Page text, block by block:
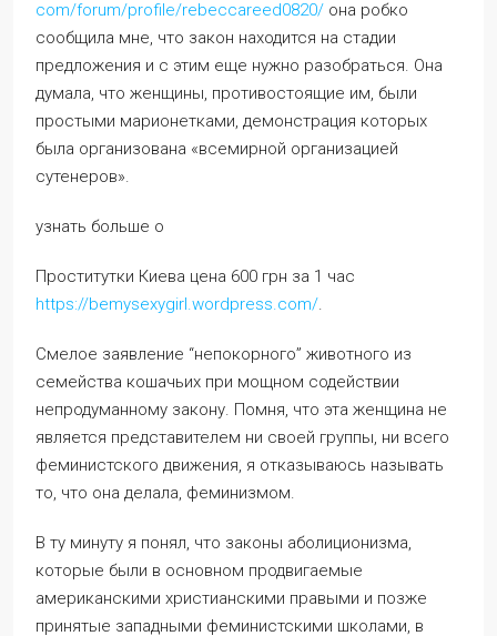
com/forum/profile/rebeccareed0820/ она робко
сообщила мне, что закон находится на стадии
предложения и с этим еще нужно разобраться. Она
думала, что женщины, противостоящие им, были
простыми марионетками, демонстрация которых
была организована «всемирной организацией
сутенеров».
узнать больше о
Проститутки Киева цена 600 грн за 1 час
https://bemysexygirl.wordpress.com/.
Смелое заявление “непокорного” животного из
семейства кошачьих при мощном содействии
непродуманному закону. Помня, что эта женщина не
является представителем ни своей группы, ни всего
феминистского движения, я отказываюсь называть
то, что она делала, феминизмом.
В ту минуту я понял, что законы аболиционизма,
которые были в основном продвигаемые
американскими христианскими правыми и позже
принятые западными феминистскими школами, в